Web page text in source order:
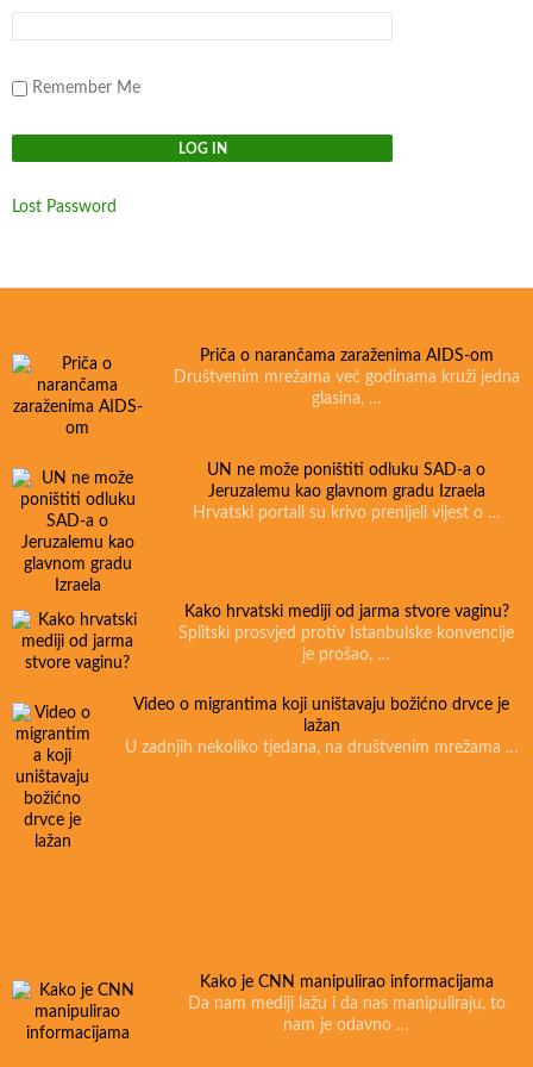
Remember Me
Lost Password
Priča o narančama zaraženima AIDS-om
Društvenim mrežama već godinama kruži jedna
glasina, …
UN ne može poništiti odluku SAD-a o
Jeruzalemu kao glavnom gradu Izraela
Hrvatski portali su krivo prenijeli vijest o …
Kako hrvatski mediji od jarma stvore vaginu?
Splitski prosvjed protiv Istanbulske konvencije
je prošao, …
Video o migrantima koji uništavaju božićno drvce je
lažan
U zadnjih nekoliko tjedana, na društvenim mrežama …
Kako je CNN manipulirao informacijama
Da nam mediji lažu i da nas manipuliraju, to
nam je odavno …